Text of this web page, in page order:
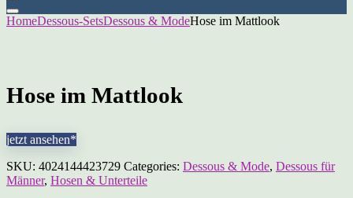
HomeDessous-SetsDessous & ModeHose im Mattlook
Hose im Mattlook
jetzt ansehen*
SKU: 4024144423729 Categories: Dessous & Mode, Dessous für
Männer, Hosen & Unterteile